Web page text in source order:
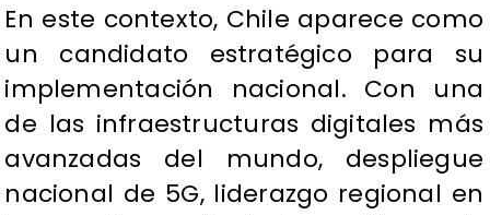
En este contexto, Chile aparece como
un candidato estratégico para su
implementación nacional. Con una
de las infraestructuras digitales más
avanzadas del mundo, despliegue
nacional de 5G, liderazgo regional en